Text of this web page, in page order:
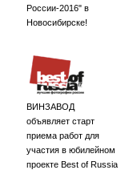
России-2016" в
Новосибирске!
ВИНЗАВОД
объявляет старт
приема работ для
участия в юбилейном
проекте Best of Russia